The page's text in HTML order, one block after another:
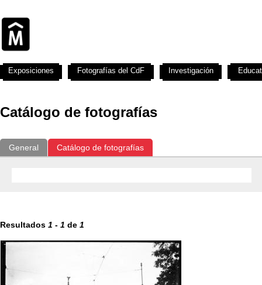
Catálogo de fotografías
General Catálogo de fotografías
Resultados 1 - 1 de 1
Exposiciones Fotografías del CdF Investigación